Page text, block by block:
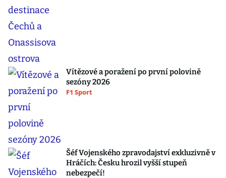
Vítězové a poražení po první polovině
sezóny 2026
F1 Sport
Šéf Vojenského zpravodajství exkluzivně v
Hráčích: Česku hrozil vyšší stupeň
nebezpečí!